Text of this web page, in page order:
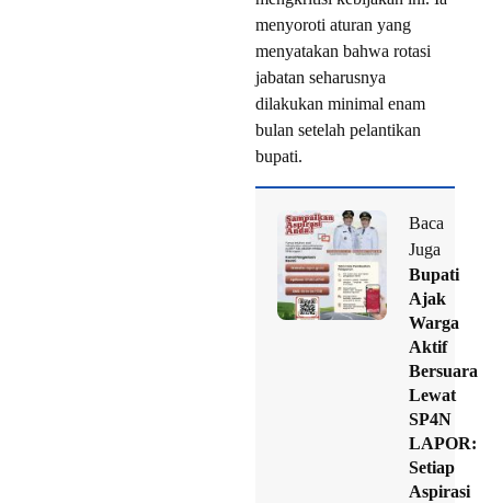
menyoroti aturan yang
menyatakan bahwa rotasi
jabatan seharusnya
dilakukan minimal enam
bulan setelah pelantikan
bupati.
Baca
Juga
Bupati
Ajak
Warga
Aktif
Bersuara
Lewat
SP4N
LAPOR:
Setiap
Aspirasi